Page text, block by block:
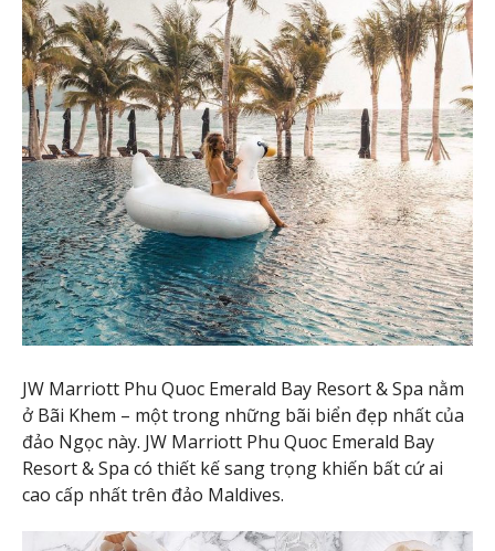
JW Marriott Phu Quoc Emerald Bay Resort & Spa nằm
ở Bãi Khem – một trong những bãi biển đẹp nhất của
đảo Ngọc này. JW Marriott Phu Quoc Emerald Bay
Resort & Spa có thiết kế sang trọng khiến bất cứ ai
cao cấp nhất trên đảo Maldives.